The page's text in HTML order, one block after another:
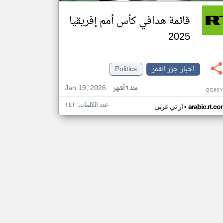
قائمة هدافي كأس أمم إفريقيا
2025
اخبار جزر القمر
Politics
Jan 19, 2026
منذ ٦ أشهر
ار تي عربي• عدد الكلمات: ١٤١